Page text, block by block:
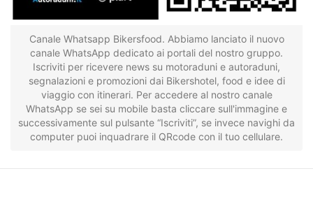
Canale Whatsapp Bikersfood. Abbiamo lanciato il nuovo
canale WhatsApp dedicato ai portali del nostro gruppo.
Iscriviti per ricevere news su motoraduni e autoraduni,
segnalazioni e promozioni dai Bikershotel, food e idee di
viaggio con itinerari. Per accedere al nostro canale
WhatsApp se sei su mobile basta cliccare sull'immagine e
successivamente sul pulsante “Iscriviti”, se invece navighi da
computer puoi inquadrare il QRcode con il tuo cellulare.